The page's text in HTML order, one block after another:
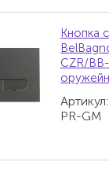
Кнопка
CZR/
PR-GM